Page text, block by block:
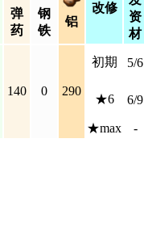
弹
药
钢
铁
铝
改修
资
材
140 0 290
初期 5/6
★6 6/9
★max
-